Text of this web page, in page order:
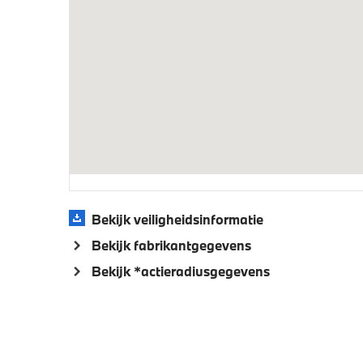
Veiligheid
Akoestische
voetgangersbescherming
Bekijk veiligheidsinformatie
Bekijk fabrikantgegevens
Bekijk *actieradiusgegevens